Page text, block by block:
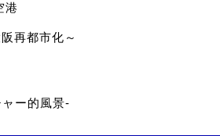
港
再都市化～
ー的風景-